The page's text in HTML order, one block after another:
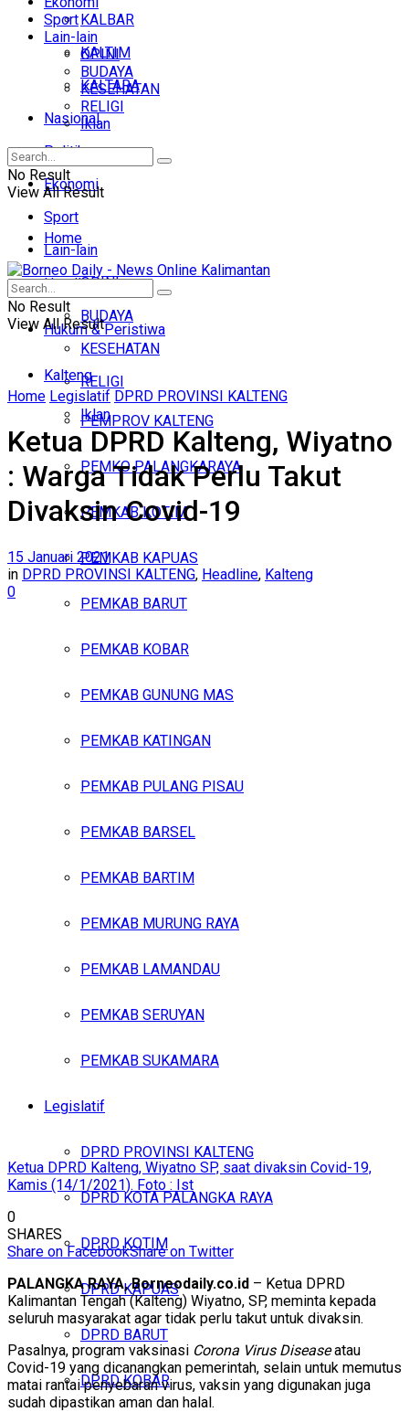
KALBAR
KALTIM
KALTARA
Nasional
Politik
Ekonomi
Sport
Lain-lain
OPINI
BUDAYA
KESEHATAN
RELIGI
Iklan
Minggu, Agustus 9, 2026
Sport
Lain-lain
OPINI
BUDAYA
KESEHATAN
RELIGI
Iklan
No Result
View All Result
Home
Headline
Hukum & Peristiwa
Kalteng
PEMPROV KALTENG
PEMKO PALANGKARAYA
PEMKAB KOTIM
PEMKAB KAPUAS
PEMKAB BARUT
PEMKAB KOBAR
PEMKAB GUNUNG MAS
PEMKAB KATINGAN
PEMKAB PULANG PISAU
PEMKAB BARSEL
PEMKAB BARTIM
PEMKAB MURUNG RAYA
PEMKAB LAMANDAU
PEMKAB SERUYAN
PEMKAB SUKAMARA
Legislatif
DPRD PROVINSI KALTENG
DPRD KOTA PALANGKA RAYA
DPRD KOTIM
DPRD KAPUAS
DPRD BARUT
DPRD KOBAR
No Result
View All Result
Home Legislatif DPRD PROVINSI KALTENG
Ketua DPRD Kalteng, Wiyatno
: Warga Tidak Perlu Takut
Divaksin Covid-19
15 Januari 2021
in DPRD PROVINSI KALTENG, Headline, Kalteng
0
Ketua DPRD Kalteng, Wiyatno SP, saat divaksin Covid-19,
Kamis (14/1/2021). Foto : Ist
0
SHARES
Share on FacebookShare on Twitter
PALANGKA RAYA, Borneodaily.co.id – Ketua DPRD
Kalimantan Tengah (Kalteng) Wiyatno, SP, meminta kepada
seluruh masyarakat agar tidak perlu takut untuk divaksin.
Pasalnya, program vaksinasi Corona Virus Diseaseatau
Covid-19 yang dicanangkan pemerintah, selain untuk memutus
matai rantai penyebaran virus, vaksin yang digunakan juga
sudah dipastikan aman dan halal.